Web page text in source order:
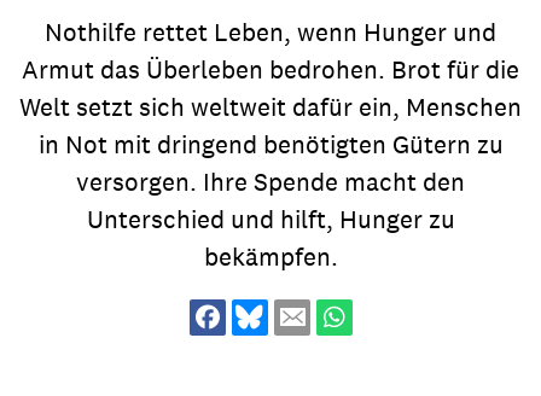
Nothilfe rettet Leben, wenn Hunger und
Armut das Überleben bedrohen. Brot für die
Welt setzt sich weltweit dafür ein, Menschen
in Not mit dringend benötigten Gütern zu
versorgen. Ihre Spende macht den
Unterschied und hilft, Hunger zu
bekämpfen.